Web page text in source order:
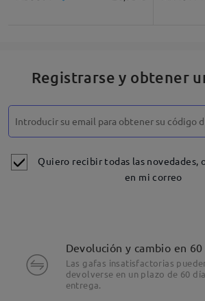
Registrarse y obtener
Quiero recibir todas las novedades,
en mi correo
Devolución y cambio en 60
Las gafas insatisfactorias
devolverse en un plazo de 60
entrega.